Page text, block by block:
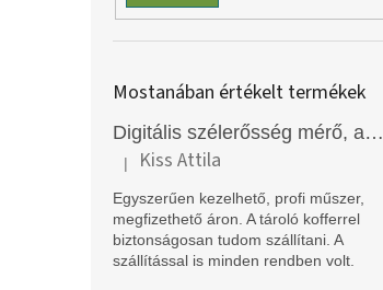
Mostanában értékelt termékek
Digitális szélerősség mérő, anemométer, EM2250
A termék értékelése 5-ből 5 csillag.
| Kiss Attila
Egyszerűen kezelhető, profi műszer,
megfizethető áron. A tároló kofferrel
biztonságosan tudom szállítani. A
szállítással is minden rendben volt.